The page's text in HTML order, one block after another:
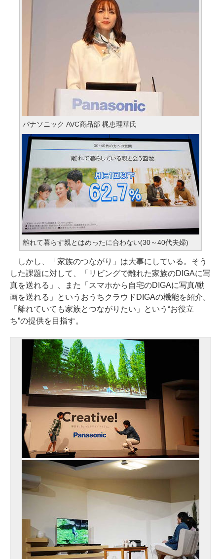
パナソニック AVC商品部 梶恵理華氏
離れて暮らす親とはめったに合わない(30～40代夫婦)
しかし、「家族のつながり」は大事にしている。そう
した課題に対して、「リビングで離れた家族のDIGAに写
真を送れる」、また「スマホから自宅のDIGAに写真/動
画を送れる」というおうちクラウドDIGAの機能を紹介。
「離れていても家族とつながりたい」という“お役立
ち”の提供を目指す。